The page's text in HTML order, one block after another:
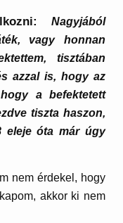
Nagyjából
vagy honnan
tisztában
azzal is, hogy az
a befektetett
tiszta haszon,
eleje óta már úgy
nem érdekel, hogy
akkor ki nem